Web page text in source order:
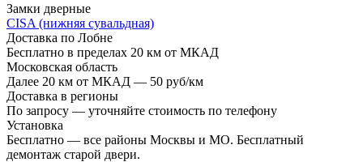
Замки дверные
CISA (нижняя сувальдная)
Доставка по Лобне
Бесплатно в пределах 20 км от МКАД
Московская область
Далее 20 км от МКАД — 50 руб/км
Доставка в регионы
По запросу — уточняйте стоимость по телефону
Установка
Бесплатно — все районы Москвы и МО. Бесплатный
демонтаж старой двери.